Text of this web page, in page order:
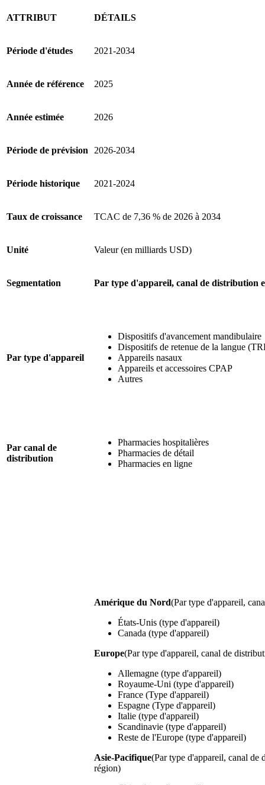
ATTRIBUT DÉTAILS
Période d'études 2021-2034
Année de référence 2025
Année estimée 2026
Période de prévision 2026-2034
Période historique 2021-2024
Taux de croissance TCAC de 7,36 % de 2026 à 2034
Unité Valeur (en milliards USD)
Segmentation Par type d'appareil, canal de distribution
Par type d'appareil
Dispositifs d'avancement mandibulaire
Dispositifs de retenue de la langue
Appareils nasaux
Appareils et accessoires CPAP
Autres
Par canal de
distribution
Pharmacies hospitalières
Pharmacies de détail
Pharmacies en ligne
Amérique du Nord(Par type d'appareil,
États-Unis (type d'appareil)
Canada (type d'appareil)
Europe(Par type d'appareil, canal de
Allemagne (type d'appareil)
Royaume-Uni (type d'appareil)
France (Type d'appareil)
Espagne (Type d'appareil)
Italie (type d'appareil)
Scandinavie (type d'appareil)
Reste de l'Europe (type d'appareil)
Asie-Pacifique(Par type d'appareil, canal de
région)